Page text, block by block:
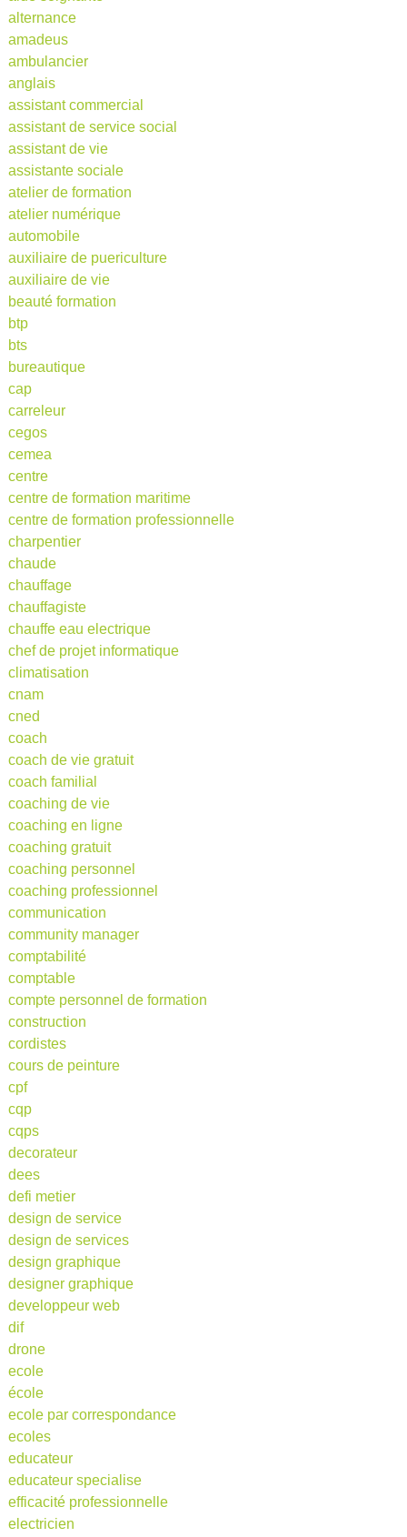
alternance
amadeus
ambulancier
anglais
assistant commercial
assistant de service social
assistant de vie
assistante sociale
atelier de formation
atelier numérique
automobile
auxiliaire de puericulture
auxiliaire de vie
beauté formation
btp
bts
bureautique
cap
carreleur
cegos
cemea
centre
centre de formation maritime
centre de formation professionnelle
charpentier
chaude
chauffage
chauffagiste
chauffe eau electrique
chef de projet informatique
climatisation
cnam
cned
coach
coach de vie gratuit
coach familial
coaching de vie
coaching en ligne
coaching gratuit
coaching personnel
coaching professionnel
communication
community manager
comptabilité
comptable
compte personnel de formation
construction
cordistes
cours de peinture
cpf
cqp
cqps
decorateur
dees
defi metier
design de service
design de services
design graphique
designer graphique
developpeur web
dif
drone
ecole
école
ecole par correspondance
ecoles
educateur
educateur specialise
efficacité professionnelle
electricien